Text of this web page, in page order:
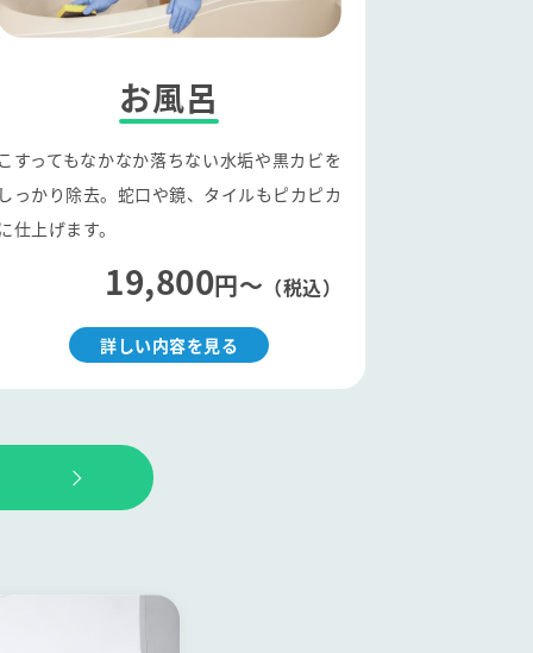
お風呂
すってもなかなか落ちない水垢や黒カビを
っかり除去。蛇口や鏡、タイルもピカピカ
仕上げます。
19,800円〜 （税込）
詳しい内容を見る